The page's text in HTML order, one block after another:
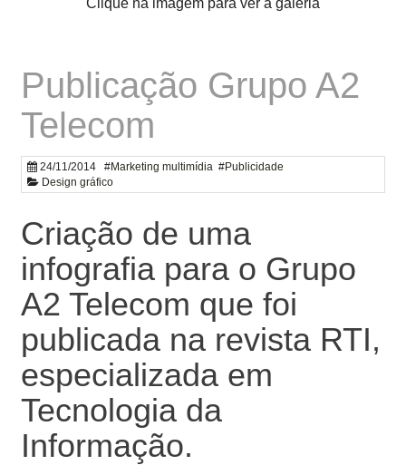
Publicação Grupo A2
Telecom
24/11/2014 #Marketing multimídia #Publicidade
Design gráfico
Criação de uma
infografia para o Grupo
A2 Telecom que foi
publicada na revista RTI,
especializada em
Tecnologia da
Informação.